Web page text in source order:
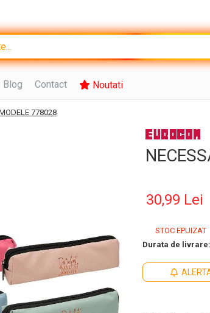
Blog Contact Noutati
778028
30,99 Lei
STOC EPUIZAT
Durata de livrare: